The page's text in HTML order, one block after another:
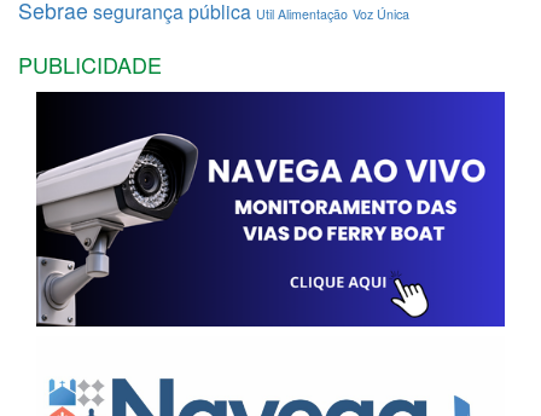
Sebrae segurança pública Util Alimentação Voz Única
PUBLICIDADE